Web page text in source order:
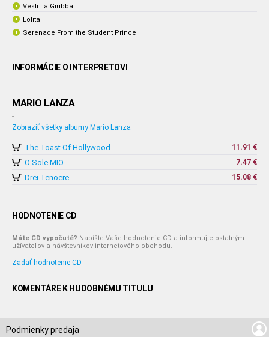
Vesti La Giubba
Lolita
Serenade From the Student Prince
INFORMÁCIE O INTERPRETOVI
MARIO LANZA
-
Zobraziť všetky albumy Mario Lanza
The Toast Of Hollywood 11.91 €
O Sole MIO 7.47 €
Drei Tenoere 15.08 €
HODNOTENIE CD
Máte CD vypočuté? Napíšte Vaše hodnotenie CD a informujte ostatným
užívateľov a návštevníkov internetového obchodu.
Zadať hodnotenie CD
KOMENTÁRE K HUDOBNÉMU TITULU
Podmienky predaja